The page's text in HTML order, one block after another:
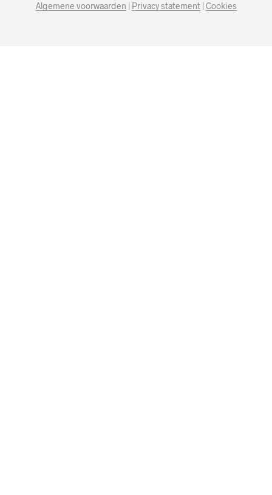
Algemene voorwaarden | Privacy statement| Cookies